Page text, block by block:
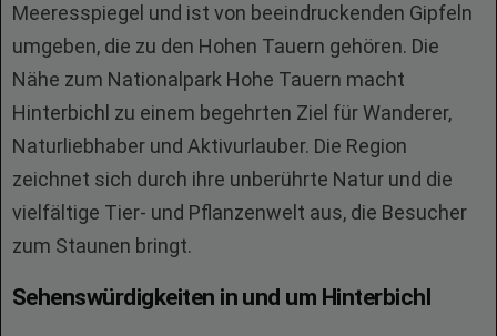
Meeresspiegel und ist von beeindruckenden Gipfeln
umgeben, die zu den Hohen Tauern gehören. Die
Nähe zum Nationalpark Hohe Tauern macht
Hinterbichl zu einem begehrten Ziel für Wanderer,
Naturliebhaber und Aktivurlauber. Die Region
zeichnet sich durch ihre unberührte Natur und die
vielfältige Tier- und Pflanzenwelt aus, die Besucher
zum Staunen bringt.
Sehenswürdigkeiten in und um Hinterbichl